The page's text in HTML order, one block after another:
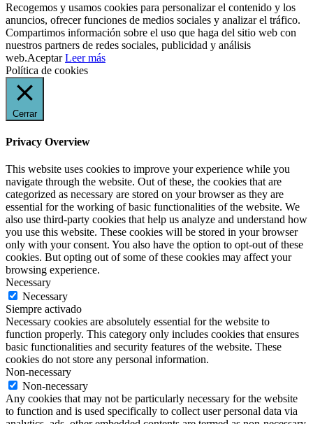
Recogemos y usamos cookies para personalizar el contenido y los
anuncios, ofrecer funciones de medios sociales y analizar el tráfico.
Compartimos información sobre el uso que haga del sitio web con
nuestros partners de redes sociales, publicidad y análisis
web.Aceptar Leer más
Política de cookies
Cerrar
Privacy Overview
This website uses cookies to improve your experience while you
navigate through the website. Out of these, the cookies that are
categorized as necessary are stored on your browser as they are
essential for the working of basic functionalities of the website. We
also use third-party cookies that help us analyze and understand how
you use this website. These cookies will be stored in your browser
only with your consent. You also have the option to opt-out of these
cookies. But opting out of some of these cookies may affect your
browsing experience.
Necessary
Necessary
Siempre activado
Necessary cookies are absolutely essential for the website to
function properly. This category only includes cookies that ensures
basic functionalities and security features of the website. These
cookies do not store any personal information.
Non-necessary
Non-necessary
Any cookies that may not be particularly necessary for the website
to function and is used specifically to collect user personal data via